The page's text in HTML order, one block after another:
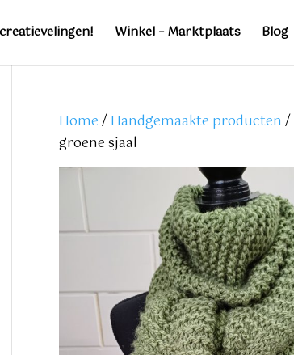
Winkel – Marktplaats Blog
Home/Handgemaakte producten /
groene sjaal